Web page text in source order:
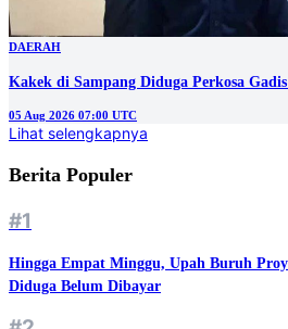
DAERAH
Kakek di Sampang Diduga Perkosa
05 Aug 2026 07:00 UTC
Lihat selengkapnya
Berita Populer
#1
Hingga Empat Minggu, Upah Buruh
Diduga Belum Dibayar